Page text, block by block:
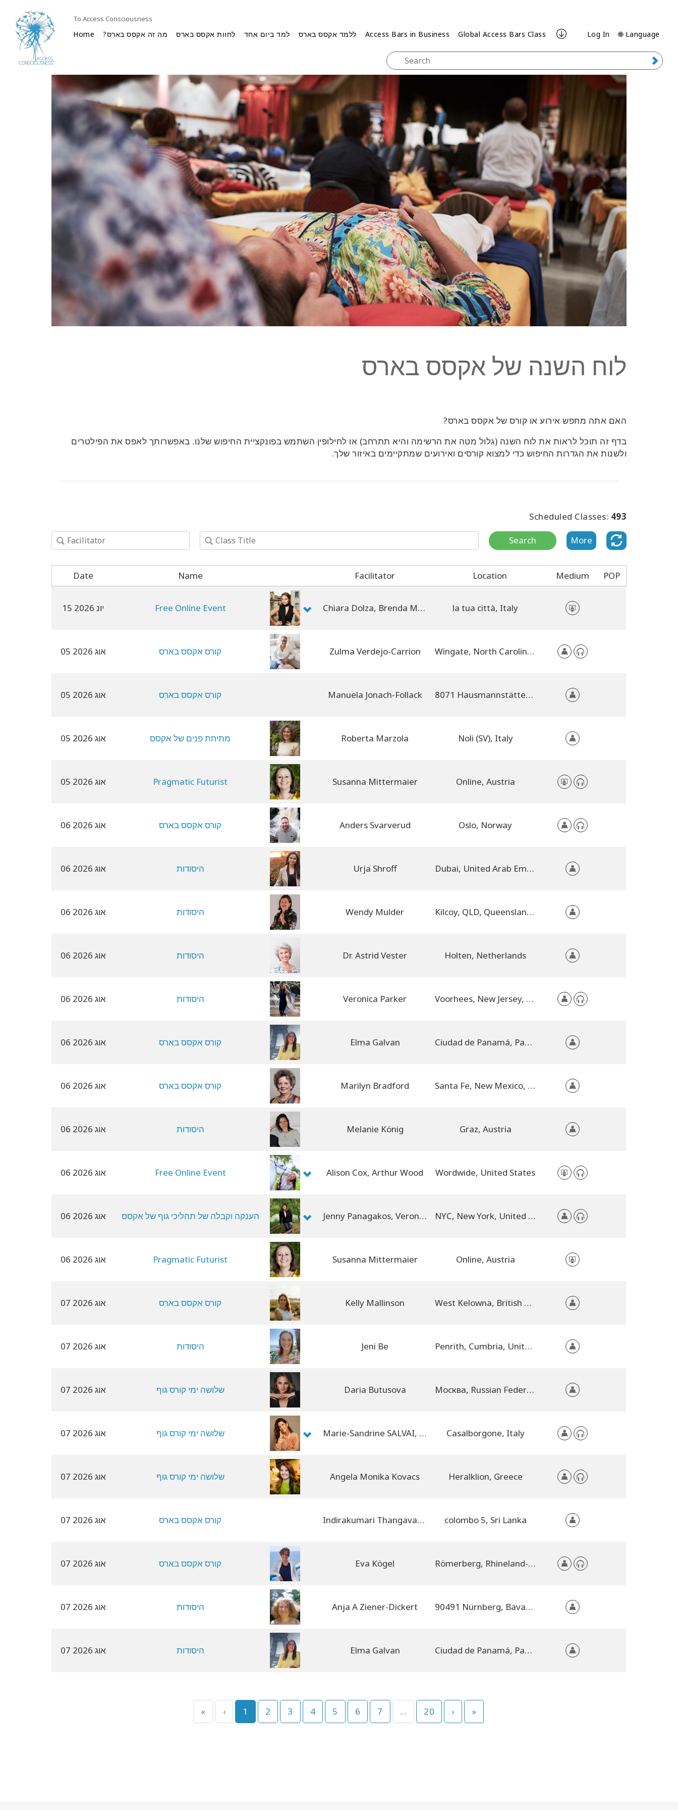
To Access Consciousness
Home מה זה אקסס בארס? לחוות אקסס בארס למד ביום אחד ללמד אקסס בארס Access Bars in Business Global Access Bars Class Log In 🌐 Language
לוח השנה של אקסס בארס
האם אתה מחפש אירוע או קורס של אקסס בארס?
בדף זה תוכל לראות את לוח השנה (גלול מטה את הרשימה והיא תתרחב) או לחילופין השתמש בפונקציית החיפוש שלנו. באפשרותך לאפס את הפילטרים
ולשנות את הגדרות החיפוש כדי למצוא קורסים ואירועים שמתקיימים באיזור שלך.
Scheduled Classes: 493
Search More
Date Name Facilitator Location Medium POP
15 יונ 2026 Free Online Event Chiara Dolza, Brenda Montin, Michela Dell'Innocenti, Roberta Marzola la tua città, Italy
05 אוג 2026 קורס אקסס בארס Zulma Verdejo-Carrion Wingate, North Carolina, United States
05 אוג 2026 קורס אקסס בארס Manuela Jonach-Follack 8071 Hausmannstätten, Austria
05 אוג 2026 מתיחת פנים של אקסס Roberta Marzola Noli (SV), Italy
05 אוג 2026 Pragmatic Futurist Susanna Mittermaier Online, Austria
06 אוג 2026 קורס אקסס בארס Anders Svarverud Oslo, Norway
06 אוג 2026 היסודות Urja Shroff Dubai, United Arab Emirates
06 אוג 2026 היסודות Wendy Mulder Kilcoy, QLD, Queensland, Australia
06 אוג 2026 היסודות Dr. Astrid Vester Holten, Netherlands
06 אוג 2026 היסודות Veronica Parker Voorhees, New Jersey, United States
06 אוג 2026 קורס אקסס בארס Elma Galvan Ciudad de Panamá, Panama
06 אוג 2026 קורס אקסס בארס Marilyn Bradford Santa Fe, New Mexico, United States
06 אוג 2026 היסודות Melanie König Graz, Austria
06 אוג 2026 Free Online Event Alison Cox, Arthur Wood Wordwide, United States
06 אוג 2026 הענקה וקבלה של תהליכי גוף של אקסס Jenny Panagakos, Veronica Parker NYC, New York, United States
06 אוג 2026 Pragmatic Futurist Susanna Mittermaier Online, Austria
07 אוג 2026 קורס אקסס בארס Kelly Mallinson West Kelowna, British Columbia, Canada
07 אוג 2026 היסודות Jeni Be Penrith, Cumbria, United Kingdom
07 אוג 2026 שלושה ימי קורס גוף Daria Butusova Москва, Russian Federation
07 אוג 2026 שלושה ימי קורס גוף Marie-Sandrine SALVAI, Carleta Iozefina TIBA Casalborgone, Italy
07 אוג 2026 שלושה ימי קורס גוף Angela Monika Kovacs Heralklion, Greece
07 אוג 2026 קורס אקסס בארס Indirakumari Thangavadivel colombo 5, Sri Lanka
07 אוג 2026 קורס אקסס בארס Eva Kögel Römerberg, Rhineland-Palatinate, Germany
07 אוג 2026 היסודות Anja A Ziener-Dickert 90491 Nürnberg, Bavaria, Germany
07 אוג 2026 היסודות Elma Galvan Ciudad de Panamá, Panama
« ‹ 1 2 3 4 5 6 7 ... 20 › »